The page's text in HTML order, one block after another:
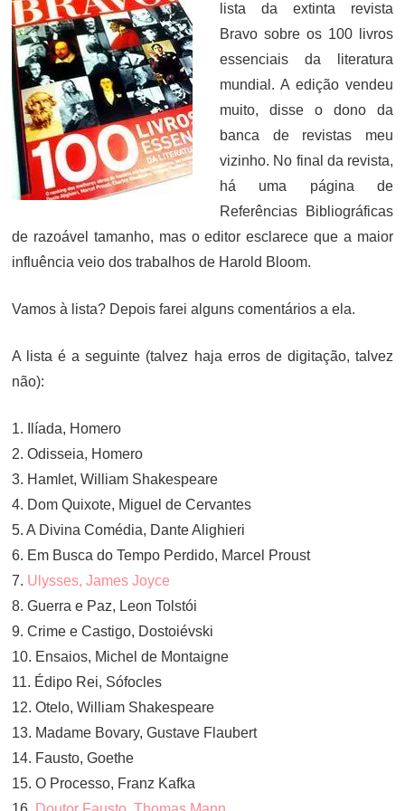
lista da extinta revista
Bravo sobre os 100 livros
essenciais da literatura
mundial. A edição vendeu
muito, disse o dono da
banca de revistas meu
vizinho. No final da revista,
há uma página de
Referências Bibliográficas
de razoável tamanho, mas o editor esclarece que a maior
influência veio dos trabalhos de Harold Bloom.
Vamos à lista? Depois farei alguns comentários a ela.
A lista é a seguinte (talvez haja erros de digitação, talvez
não):
1. Ilíada, Homero
2. Odisseia, Homero
3. Hamlet, William Shakespeare
4. Dom Quixote, Miguel de Cervantes
5. A Divina Comédia, Dante Alighieri
6. Em Busca do Tempo Perdido, Marcel Proust
7. Ulysses, James Joyce
8. Guerra e Paz, Leon Tolstói
9. Crime e Castigo, Dostoiévski
10. Ensaios, Michel de Montaigne
11. Édipo Rei, Sófocles
12. Otelo, William Shakespeare
13. Madame Bovary, Gustave Flaubert
14. Fausto, Goethe
15. O Processo, Franz Kafka